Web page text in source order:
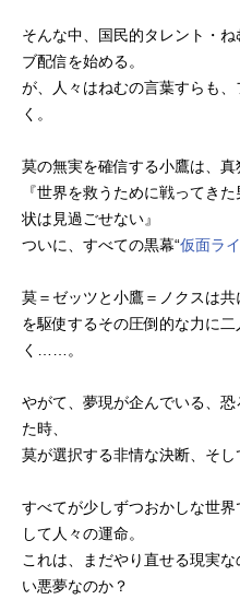
そんな中、国民的タレント・
ブ配信を始める。
が、人々はねむの言葉すらも
く。
莫の無実を確信する小鷹は、真
『世界を救うために戦ってき
状は見過ごせない』
ついに、すべての黒幕“仮面ラ
莫＝ゼッツと小鷹＝ノクスは
を駆使するその圧倒的な力に
く……。
やがて、夢現が企んでいる、
た時、
莫が選択する非情な決断、そ
すべてが少しずつおかしな世
して人々の運命。
これは、まだやり直せる現実
い悪夢なのか？